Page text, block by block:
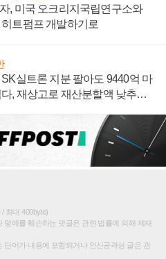
, 미국 오크리지국립연구소와
트펌프 개발하기로
실트론 지분 팔아도 9440억 마
, 재상고로 재산분할액 낮추기
최대 400byte)
명예를 훼손하는 댓글은 관련 법률에 의해 제재
단어가 내용에 포함되거나 인신공격성 글은 관